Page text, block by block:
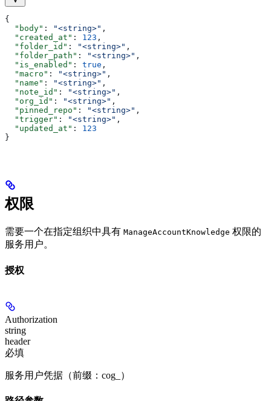
{
  "body"
: "<string>" ,
  "created_at"
: 123 ,
  "folder_id"
: "<string>" ,
  "folder_path"
: "<string>" ,
  "is_enabled"
: true ,
  "macro"
: "<string>" ,
  "name"
: "<string>" ,
  "note_id"
: "<string>" ,
  "org_id"
: "<string>" ,
  "pinned_repo"
: "<string>" ,
  "trigger"
: "<string>" ,
  "updated_at"
: 123
}
权限
需要一个在指定组织中具有 ManageAccountKnowledge 权限的
服务用户。
授权
Authorization
string
header
必填
服务用户凭据（前缀：cog_）